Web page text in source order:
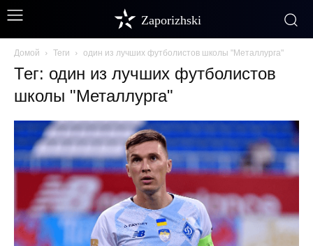
Zaporizhski
Домой Теги один из лучших футболистов школы "Металлурга"
Тег: один из лучших футболистов
школы "Металлурга"